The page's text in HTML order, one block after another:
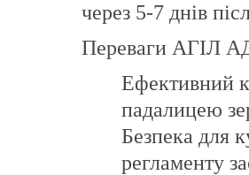
через 5-7 днів
Переваги АГІЛ
Ефективний
падалицею
Безпека для
регламенту